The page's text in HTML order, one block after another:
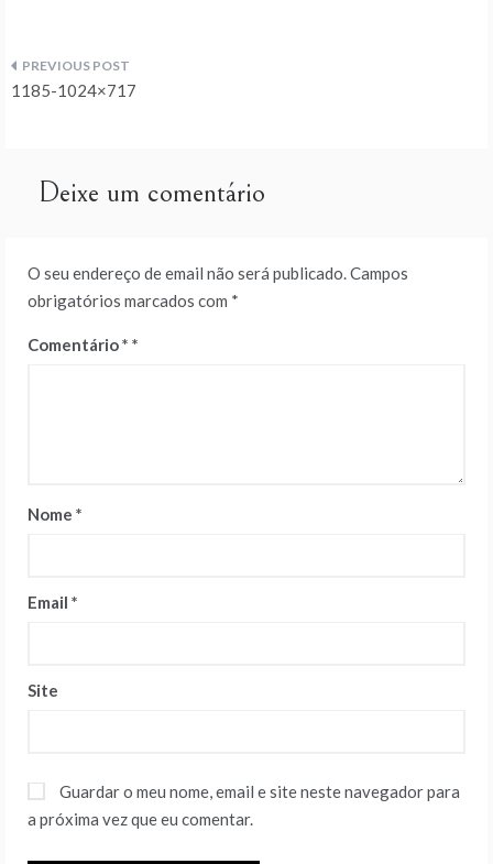
Navegação
artigos
1185-1024×717
Deixe um comentário
O seu endereço de email não será publicado.Campos
obrigatórios marcados com *
Comentário*
Nome *
Email *
Site
Guardar o meu nome, email e site neste navegador para
a próxima vez que eu comentar.